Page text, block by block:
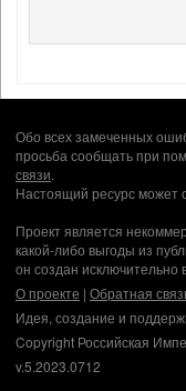
Обо всех замеченных
просьба сообщать при
связи.
Настоящий ресурс может
Проект является
какой-либо выгоды из
он создан
О проекте | Обратная
Идея, создание и
Copyright Российская
v.5.2023.0712